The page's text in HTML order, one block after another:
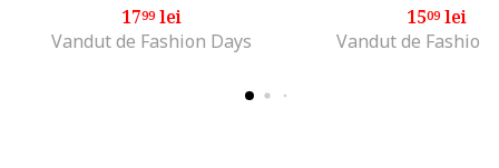
1799lei
Vandut de Fashion Days
1509lei
Vandut de Fashion